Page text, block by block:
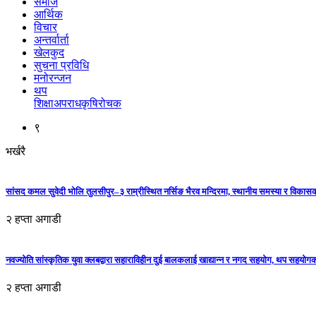
आर्थिक
विचार
अन्तर्वार्ता
खेलकुद
सुचना प्रविधि
मनोरन्जन
थप
शिक्षाअपराधकृषिरोचक
९
भर्खरै
सांसद कमल सुवेदी भोलि तुलसीपुर–३ राम्रीस्थित नर्सिङ भैरव मन्दिरमा, स्थानीय समस्या र
२ हप्ता अगाडी
नवज्योति सांस्कृतिक युवा क्लबद्वारा सहाराविहीन दुई बालकलाई खाद्यान्न र नगद सहयोग, थप
२ हप्ता अगाडी